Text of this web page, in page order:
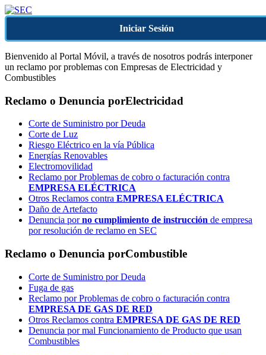
Iniciar Sesión
Bienvenido al Portal Móvil, a través de nosotros podrás interponer
un reclamo por problemas con Empresas de Electricidad y
Combustibles
Reclamo o Denuncia porElectricidad
Corte de Suministro por Deuda
Corte de Luz
Riesgo Eléctrico en la vía Pública
Energías Renovables
Electromovilidad
Reclamo por Problemas de cobro o facturación contra
EMPRESA ELÉCTRICA
Otros Reclamos contra EMPRESA ELÉCTRICA
Daño de Artefacto
Denuncia porno cumplimiento de instrucción de empresa
por resolución de reclamo en SEC
Reclamo o Denuncia porCombustible
Corte de Suministro por Deuda
Fuga de gas
Reclamo por Problemas de cobro o facturación contra
EMPRESA DE GAS DE RED
Otros Reclamos contra EMPRESA DE GAS DE RED
Denuncia por mal Funcionamiento de Producto que usan
Combustibles